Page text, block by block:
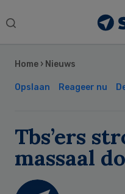
Search
Home › Nieuws
Opslaan Reageer nu
Tbs’ers
massaal
Sidebar